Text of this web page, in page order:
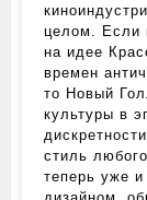
целом. Если
на идее
времен
то Новый
культуры в
стиль
теперь уже